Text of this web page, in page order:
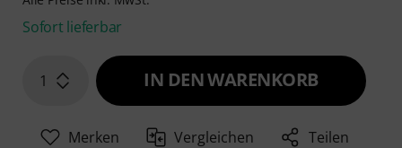
Sofort lieferbar
1 IN DEN WARENKORB
Merken Vergleichen Teilen